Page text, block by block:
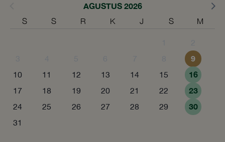
AGUSTUS 2026
S S R K J S M
9
10 11 12 13 14 15 16
17 18 19 20 21 22 23
24 25 26 27 28 29 30
31